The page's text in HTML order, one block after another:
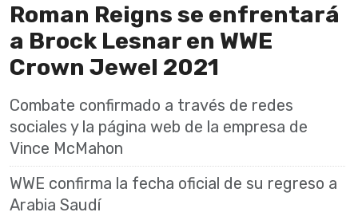
Roman Reigns se enfrentará
a Brock Lesnar en WWE
Crown Jewel 2021
Combate confirmado a través de redes
sociales y la página web de la empresa de
Vince McMahon
WWE confirma la fecha oficial de su regreso a
Arabia Saudí